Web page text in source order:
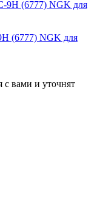
(6777) NGK для
с вами и уточнят